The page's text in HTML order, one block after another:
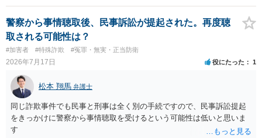
す。 弁護士を介して共犯者数人で被害弁済を行うこともあります。 保
釈申請については、共犯なので、全て公判請求されるまで難しいです
が、個別具体的な事情により異なります。 弁護方針により、結果が変
わるため、刑事事件に精通している弁護人を選任されることをお勧め
いたします。
警察から事情聴取後、民事訴訟が提起された。再度聴
取される可能性は？
#加害者 #特殊詐欺 #冤罪・無実・正当防衛
2026年7月17日 役にたった 1
松本 翔馬 弁護士
同じ詐欺事件でも民事と刑事は全く別の手続ですので、民事訴訟提起
をきっかけに警察から事情聴取を受けるという可能性は低いと思いま
す